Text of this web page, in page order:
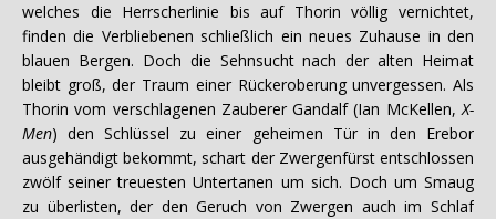
welches die Herrscherlinie bis auf Thorin völlig vernichtet,
finden die Verbliebenen schließlich ein neues Zuhause in den
blauen Bergen. Doch die Sehnsucht nach der alten Heimat
bleibt groß, der Traum einer Rückeroberung unvergessen. Als
Thorin vom verschlagenen Zauberer Gandalf (Ian McKellen,X-
Men) den Schlüssel zu einer geheimen Tür in den Erebor
ausgehändigt bekommt, schart der Zwergenfürst entschlossen
zwölf seiner treuesten Untertanen um sich. Doch um Smaug
zu überlisten, der den Geruch von Zwergen auch im Schlaf